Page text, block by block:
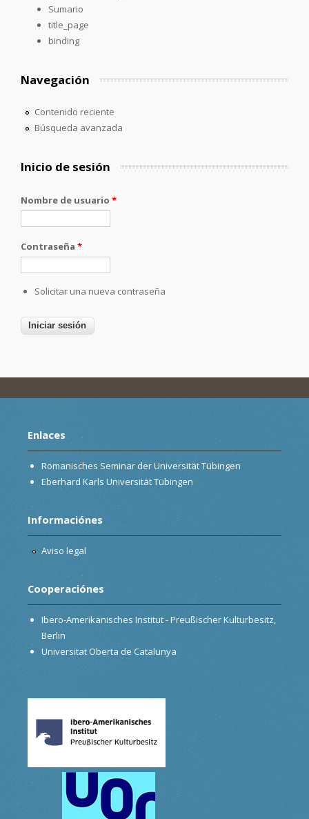
Sumario
title_page
binding
Navegación
Contenido reciente
Búsqueda avanzada
Inicio de sesión
Nombre de usuario *
Contraseña *
Solicitar una nueva contraseña
Enlaces
Romanisches Seminar der Universität Tübingen
Eberhard Karls Universität Tübingen
Informaciónes
Aviso legal
Cooperaciónes
Ibero-Amerikanisches Institut - Preußischer Kulturbesitz,
Berlin
Universitat Oberta de Catalunya